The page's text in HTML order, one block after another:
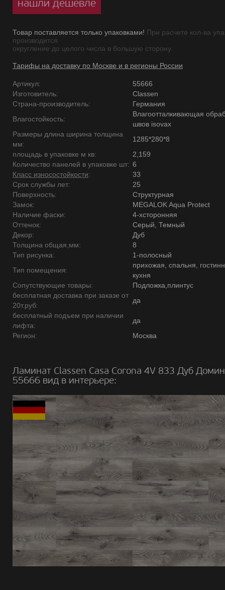
нашли дешевле
Товар поставляется только упаковками! При расчете кол-ва
производится
округление до целого числа в большую сторону.
Тарифы на доставку по Москве и в регионы России
Артикул:
55666
Изготовитель:
Classen
Страна-производитель:
Германия
Влагостойкость:
Влагоотталкивающая
швов isovax
Размеры длина ширина толщина
мм:
1285*280*8
площадь в упаковке м кв:
2,159
Количество панелей в упаковке шт: 6
Класс износостойкости:
33
Срок службы лет:
25
Поверхность:
Структурная
Замок:
MEGALOK Aqua Protect
Наличие фаски:
4-хсторонняя
Оттенок:
Серый, Темный
Декор:
Дуб
Толщина общая,мм:
8
Тип рисунка:
1-полосный
Тип помещения:
прихожая, спальня,
кухня
Сопутствующие товары:
Подложка,плинтус
бесплатная доставка при заказе от
20т.руб:
да
бесплатный подъем при наличии
лифта:
да
Регион:
Москва
Ламинат Classen Casa Corona 4V 833 Дуб
55666 вид в интерьере: